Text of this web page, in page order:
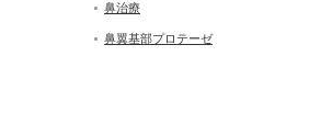
鼻治療
鼻翼基部プロテーゼ